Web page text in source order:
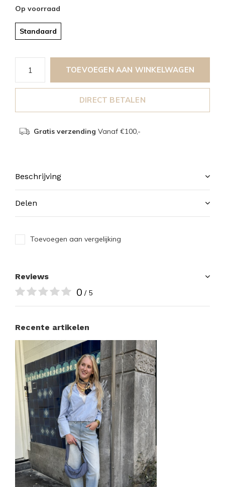
Op voorraad
Standaard
TOEVOEGEN AAN WINKELWAGEN
DIRECT BETALEN
Gratis verzending Vanaf €100,-
Beschrijving
Delen
Toevoegen aan vergelijking
Reviews
0 / 5
Recente artikelen